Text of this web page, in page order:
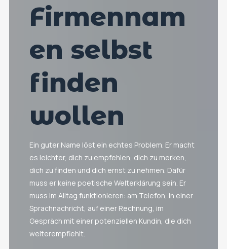
Firmennam
en selbst
finden
wollen
Ein guter Name löst ein echtes Problem. Er macht
es leichter, dich zu empfehlen, dich zu merken,
dich zu finden und dich ernst zu nehmen. Dafür
muss er keine poetische Welterklärung sein. Er
muss im Alltag funktionieren: am Telefon, in einer
Sprachnachricht, auf einer Rechnung, im
Gespräch mit einer potenziellen Kundin, die dich
weiterempfiehlt.